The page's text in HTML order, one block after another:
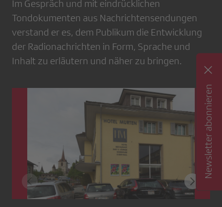
Im Gespräch und mit eindrücklichen
Tondokumenten aus Nachrichtensendungen
verstand er es, dem Publikum die Entwicklung
der Radionachrichten in Form, Sprache und
Inhalt zu erläutern und näher zu bringen.
Newsletter abonnieren